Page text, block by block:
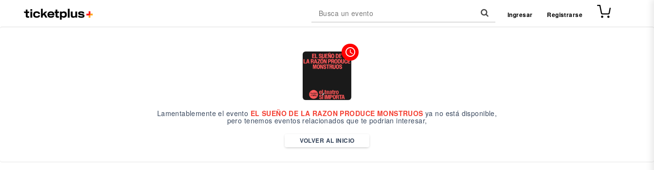
Ingresar Registrarse
Busca un evento
access_time
Lamentablemente el evento EL SUEÑO DE LA RAZON PRODUCE MONSTRUOS ya no está disponible,
pero tenemos eventos relacionados que te podrian interesar,
VOLVER AL INICIO